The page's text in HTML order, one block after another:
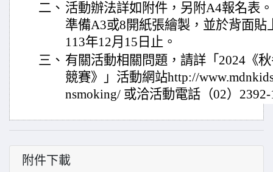
二、 活動辦法詳如附件，另附A4報名表
準備A3或8開紙張繪製，並於背面
113年12月15日止。
三、 有關活動相關問題，請詳「2024《
競賽》」活動網站http://
nsmoking/ 或洽活動電話（02）
附件下載